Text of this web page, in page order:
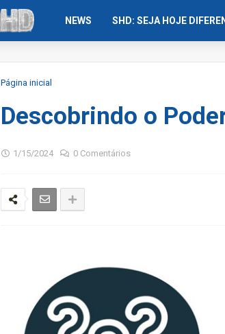
NEWS SHD: SEJA HOJE
Página inicial
Descobrindo o
1/15/2024 0 Comentários